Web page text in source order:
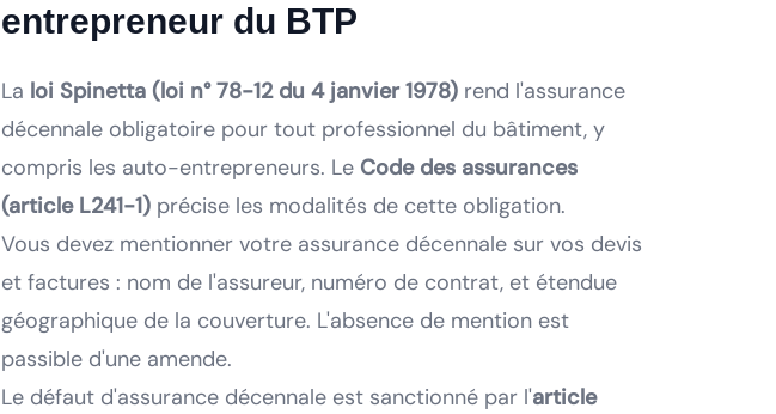
entrepreneur du BTP
La loi Spinetta (loi n° 78-12 du 4 janvier 1978) rend l'assurance
décennale obligatoire pour tout professionnel du bâtiment, y
compris les auto-entrepreneurs. Le Code des assurances
(article L241-1) précise les modalités de cette obligation.
Vous devez mentionner votre assurance décennale sur vos devis
et factures : nom de l'assureur, numéro de contrat, et étendue
géographique de la couverture. L'absence de mention est
passible d'une amende.
Le défaut d'assurance décennale est sanctionné par l'article